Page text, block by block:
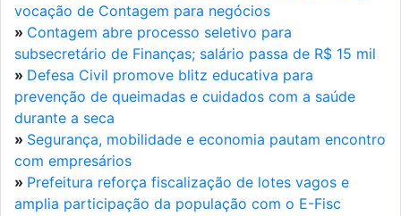
vocação de Contagem para negócios
» Contagem abre processo seletivo para
subsecretário de Finanças; salário passa de R$ 15 mil
» Defesa Civil promove blitz educativa para
prevenção de queimadas e cuidados com a saúde
durante a seca
» Segurança, mobilidade e economia pautam encontro
com empresários
» Prefeitura reforça fiscalização de lotes vagos e
amplia participação da população com o E-Fisc